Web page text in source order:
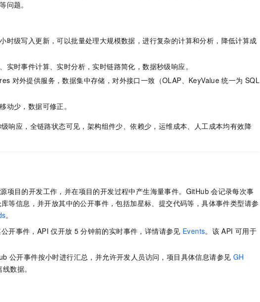
问题。
时级写入更新，可以批量处理大规模数据，进行复杂的计算和分析，降低计算成
实时事件计算、实时分析，实时链路简化，数据秒级响应。
对外提供服务，数据集中存储，对外接口一致（OLAP、KeyValue 统一为 SQL
动少，数据可修正。
响应，全链路状态可见，架构组件少、依赖少，运维成本、人工成本均有效降
项目的开发工作，并在项目的开发过程中产生海量事件。GitHub 会记录每次事
等信息，并开放其中的公开事件，包括加星标、提交代码等，具体事件类型请参
。
开事件，API 仅开放 5 分钟前的实时事件，详情请参见 Events。该 API 可用于
公开事件按小时进行汇总，并允许开发人员访问，项目具体信息请参见 GH
数据。